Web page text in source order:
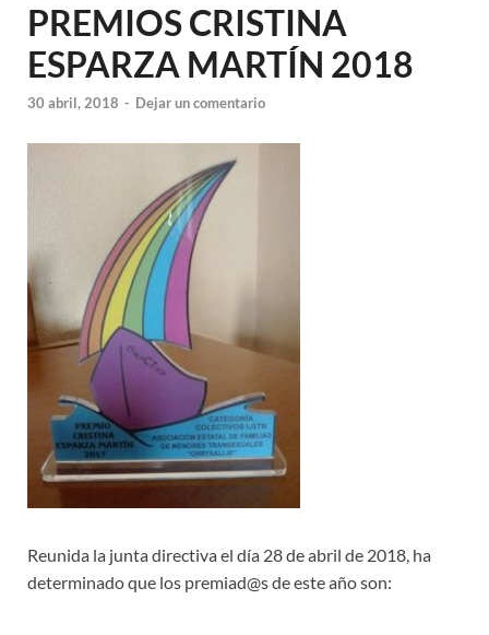
PREMIOS CRISTINA
ESPARZA MARTÍN 2018
30 abril, 2018 - Dejar un comentario
Reunida la junta directiva el día 28 de abril de 2018, ha
determinado que los premiad@s de este año son: